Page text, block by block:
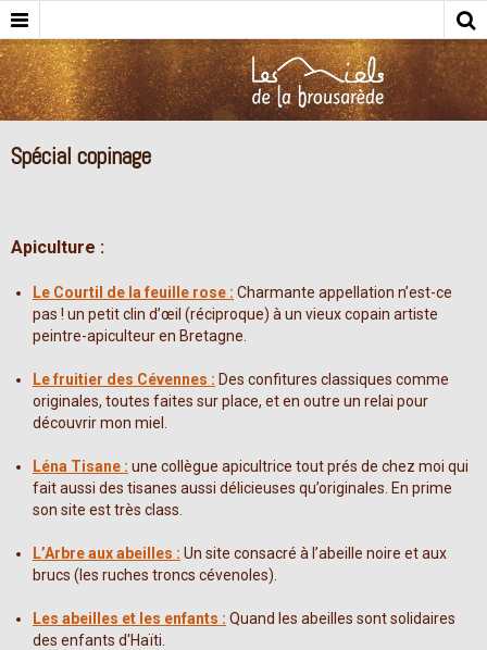
Spécial copinage
Apiculture :
Le Courtil de la feuille rose : Charmante appellation n’est-ce
pas ! un petit clin d’œil (réciproque) à un vieux copain artiste
peintre-apiculteur en Bretagne.
Le fruitier des Cévennes : Des confitures classiques comme
originales, toutes faites sur place, et en outre un relai pour
découvrir mon miel.
Léna Tisane : une collègue apicultrice tout prés de chez moi qui
fait aussi des tisanes aussi délicieuses qu’originales. En prime
son site est très class.
L’Arbre aux abeilles : Un site consacré à l’abeille noire et aux
brucs (les ruches troncs cévenoles).
Les abeilles et les enfants : Quand les abeilles sont solidaires
des enfants d'Haïti.